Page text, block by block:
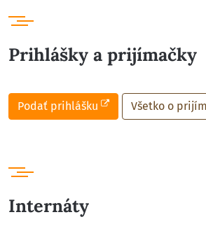
Prihlášky a prijímačky
Podať prihlášku Všetko o
Internáty